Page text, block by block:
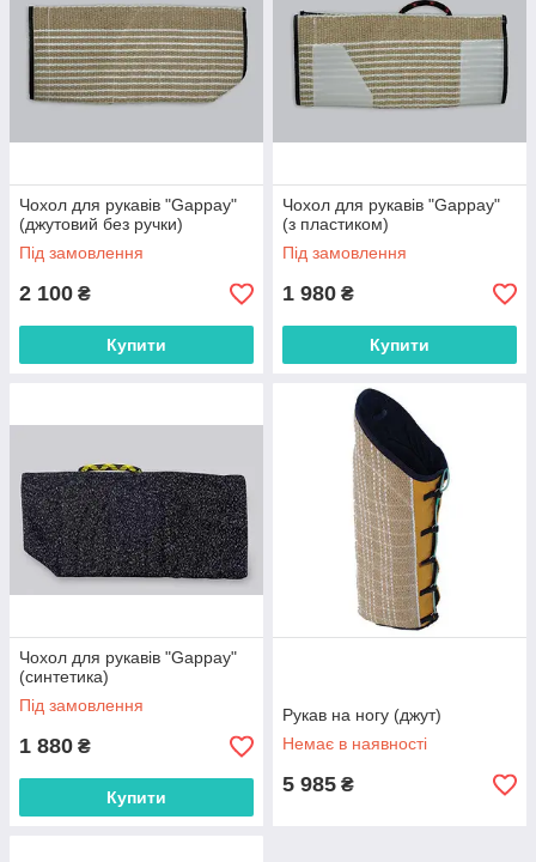
Чохол для рукавів "Gappay"
(джутовий без ручки)
Під замовлення
2 100 ₴
Купити
Чохол для рукавів "Gappay"
(з пластиком)
Під замовлення
1 980 ₴
Купити
Чохол для рукавів "Gappay"
(синтетика)
Під замовлення
1 880 ₴
Купити
Рукав на ногу (джут)
Немає в наявності
5 985 ₴